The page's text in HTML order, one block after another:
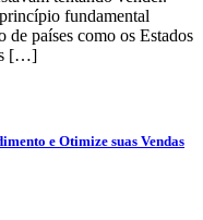
fundamental
países como os Estados
[…]
e Otimize suas Vendas